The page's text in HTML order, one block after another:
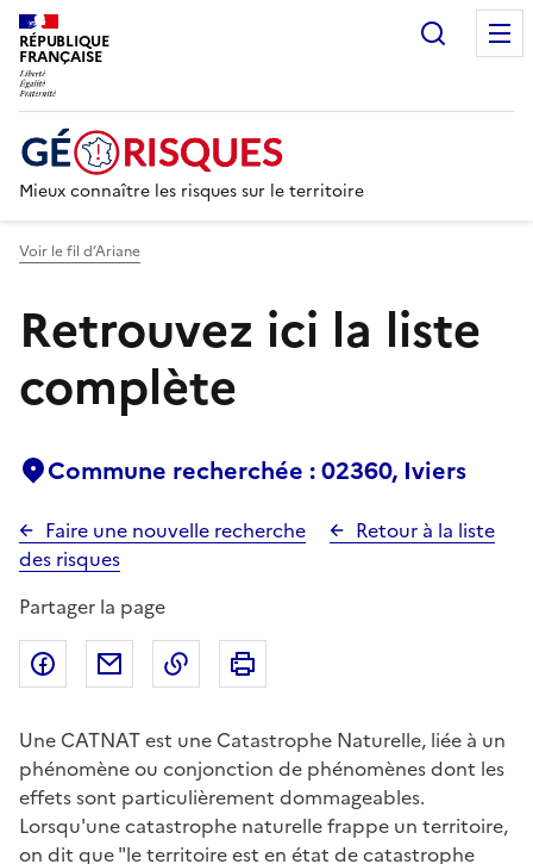
RÉPUBLIQUE
FRANÇAISE
Mieux connaître les risques sur le territoire
Voir le fil d’Ariane
Retrouvez ici la liste
complète
Commune recherchée : 02360, Iviers
Faire une nouvelle recherche
Retour à la liste
des risques
Partager la page
Partager sur Facebook
Partager par emailCopier dans le presse-papier
Une CATNAT est une Catastrophe Naturelle, liée à un
phénomène ou conjonction de phénomènes dont les
effets sont particulièrement dommageables.
Lorsqu'une catastrophe naturelle frappe un territoire,
on dit que "le territoire est en état de catastrophe